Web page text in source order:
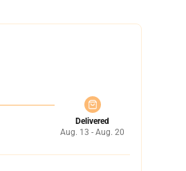
Delivered
Aug. 13 - Aug. 20